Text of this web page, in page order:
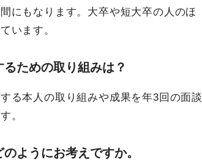
にもなります。大卒や短大卒の人のほ
います。
ための取り組みは？
る本人の取り組みや成果を年3回の面談
。
ようにお考えですか。